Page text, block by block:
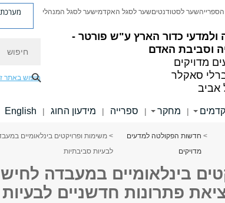
ולמדעי כדור הארץ ע"ש פורטר -
וסביבת האדם
מדויקים
סאקלר
אביב
שער לסטודנטיםשער לסגל האקדמישער לסגל המנהלי מערכת
חיפוש באתר
| מחקר | ספרייה | מידעון החוג |
English
> חדשות הפקולטה למדעים
מדויקים
> משימות ופרויקטים בינלאומיים
לבעיות סביבתיות
בינלאומיים במעבדה
פתרונות חדשניים לבעיות